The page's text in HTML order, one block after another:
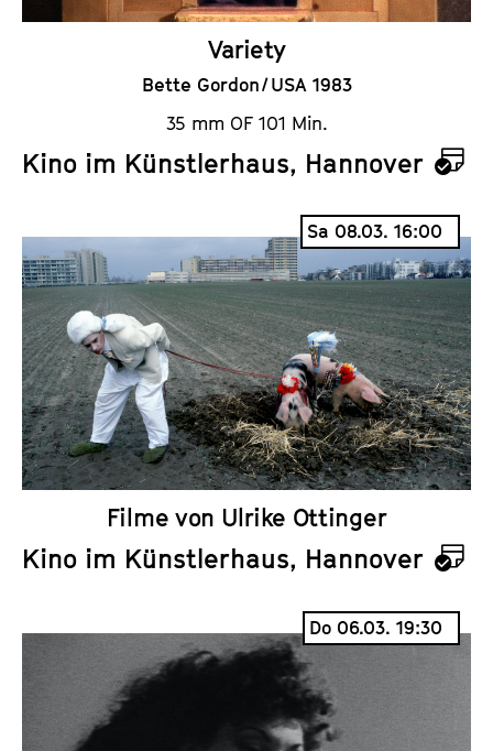
Variety
Bette Gordon / USA 1983
35 mm OF 101 Min.
Kino im Künstlerhaus, Hannover
K
a
l
e
n
d
e
r
Sa 08.03. 16:00
Filme von Ulrike Ottinger
Kino im Künstlerhaus, Hannover
K
a
l
e
Do 06.03. 19:30